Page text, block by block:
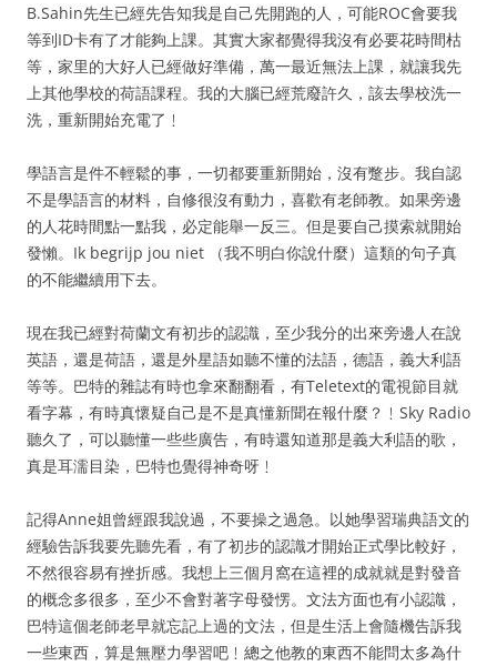
B.Sahin先生已經先告知我是自己先開跑的人，可能ROC會要我
等到ID卡有了才能夠上課。其實大家都覺得我沒有必要花時間枯
等，家里的大好人已經做好準備，萬一最近無法上課，就讓我先
上其他學校的荷語課程。我的大腦已經荒廢許久，該去學校洗一
洗，重新開始充電了﹗
學語言是件不輕鬆的事，一切都要重新開始，沒有蹩步。我自認
不是學語言的材料，自修很沒有動力，喜歡有老師教。如果旁邊
的人花時間點一點我，必定能舉一反三。但是要自己摸索就開始
發懶。Ik begrijp jou niet （我不明白你說什麼）這類的句子真
的不能繼續用下去。
現在我已經對荷蘭文有初步的認識，至少我分的出來旁邊人在說
英語，還是荷語，還是外星語如聽不懂的法語，德語，義大利語
等等。巴特的雜誌有時也拿來翻翻看，有Teletext的電視節目就
看字幕，有時真懷疑自己是不是真懂新聞在報什麼？﹗Sky Radio
聽久了，可以聽懂一些些廣告，有時還知道那是義大利語的歌，
真是耳濡目染，巴特也覺得神奇呀﹗
記得Anne姐曾經跟我說過，不要操之過急。以她學習瑞典語文的
經驗告訴我要先聽先看，有了初步的認識才開始正式學比較好，
不然很容易有挫折感。我想上三個月窩在這裡的成就就是對發音
的概念多很多，至少不會對著字母發愣。文法方面也有小認識，
巴特這個老師老早就忘記上過的文法，但是生活上會隨機告訴我
一些東西，算是無壓力學習吧﹗總之他教的東西不能問太多為什